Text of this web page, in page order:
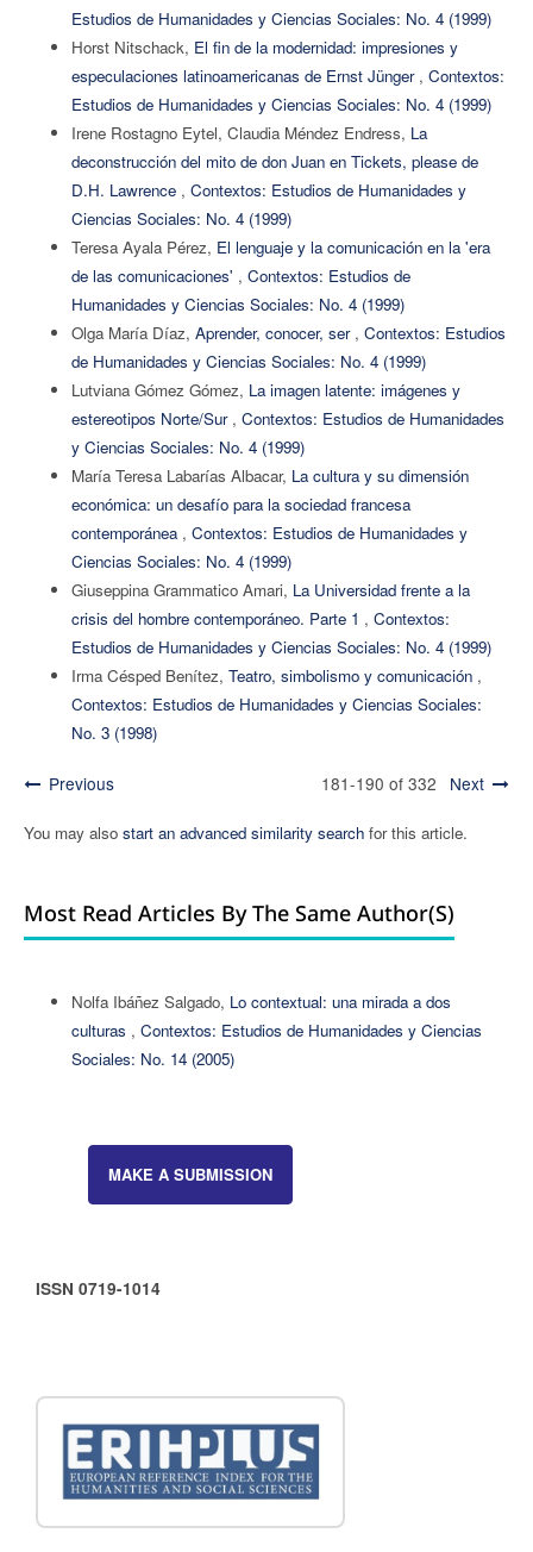
Estudios de Humanidades y Ciencias Sociales: No. 4 (1999)
Horst Nitschack, El fin de la modernidad: impresiones y
especulaciones latinoamericanas de Ernst Jünger , Contextos:
Estudios de Humanidades y Ciencias Sociales: No. 4 (1999)
Irene Rostagno Eytel, Claudia Méndez Endress, La
deconstrucción del mito de don Juan en Tickets, please de
D.H. Lawrence , Contextos: Estudios de Humanidades y
Ciencias Sociales: No. 4 (1999)
Teresa Ayala Pérez, El lenguaje y la comunicación en la 'era
de las comunicaciones' , Contextos: Estudios de
Humanidades y Ciencias Sociales: No. 4 (1999)
Olga María Díaz, Aprender, conocer, ser , Contextos: Estudios
de Humanidades y Ciencias Sociales: No. 4 (1999)
Lutviana Gómez Gómez, La imagen latente: imágenes y
estereotipos Norte/Sur , Contextos: Estudios de Humanidades
y Ciencias Sociales: No. 4 (1999)
María Teresa Labarías Albacar, La cultura y su dimensión
económica: un desafío para la sociedad francesa
contemporánea , Contextos: Estudios de Humanidades y
Ciencias Sociales: No. 4 (1999)
Giuseppina Grammatico Amari, La Universidad frente a la
crisis del hombre contemporáneo. Parte 1 , Contextos:
Estudios de Humanidades y Ciencias Sociales: No. 4 (1999)
Irma Césped Benítez, Teatro, simbolismo y comunicación ,
Contextos: Estudios de Humanidades y Ciencias Sociales:
No. 3 (1998)
Previous 181-190 of 332 Next
You may also start an advanced similarity searchfor this article.
Most Read Articles By The Same Author(s)
Nolfa Ibáñez Salgado, Lo contextual: una mirada a dos
culturas , Contextos: Estudios de Humanidades y Ciencias
Sociales: No. 14 (2005)
MAKE A SUBMISSION
ISSN 0719-1014